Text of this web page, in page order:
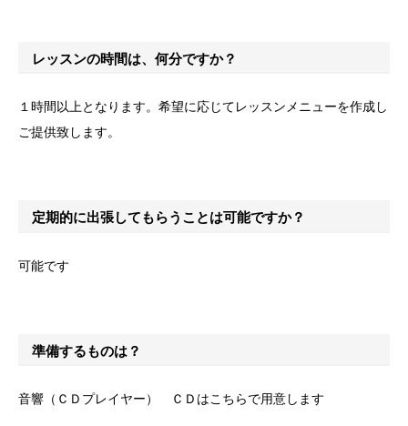
レッスンの時間は、何分ですか？
１時間以上となります。希望に応じてレッスンメニューを作成し
ご提供致します。
定期的に出張してもらうことは可能ですか？
可能です
準備するものは？
音響（ＣＤプレイヤー） ＣＤはこちらで用意します